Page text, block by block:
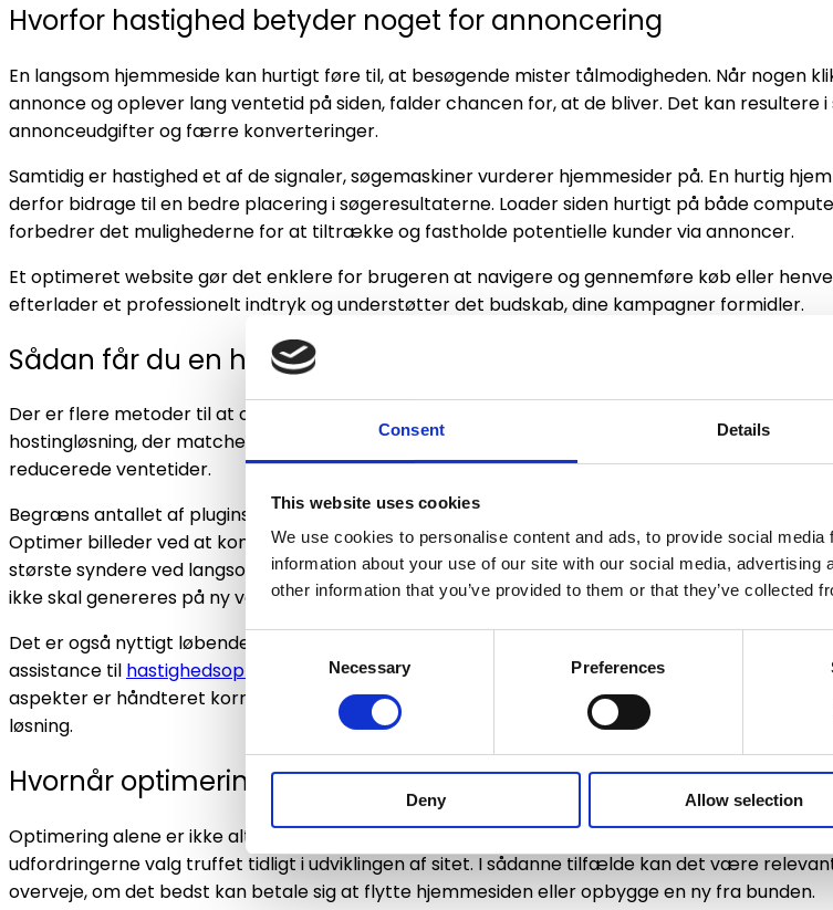
Consent Details
This website uses cookies
We use cookies to personalise content and ads, to provide social
information about your use of our site with our social media,
other information that you’ve provided to them or that they’ve collected
Consent
Necessary Preferences
Deny Allow selection
Hvorfor hastighed betyder noget for annoncering
En langsom hjemmeside kan hurtigt føre til, at besøgende mister tålmodigheden. Når nogen
annonce og oplever lang ventetid på siden, falder chancen for, at de bliver. Det kan resultere
annonceudgifter og færre konverteringer.
Samtidig er hastighed et af de signaler, søgemaskiner vurderer hjemmesider på. En hurtig
derfor bidrage til en bedre placering i søgeresultaterne. Loader siden hurtigt på både
forbedrer det mulighederne for at tiltrække og fastholde potentielle kunder via annoncer.
Et optimeret website gør det enklere for brugeren at navigere og gennemføre køb eller
efterlader et professionelt indtryk og understøtter det budskab, dine kampagner formidler.
Sådan får du en hurtigere WordPress-hjemmeside
Der er flere metoder til at optimere hastigheden på en WordPress-side. Start med at vælge en
hostingløsning, der matcher sidens behov. Et moderne tema uden unødig kode bidrager også til
reducerede ventetider.
Begræns antallet af plugins til det nødvendige, da hvert ekstra plugin kan gøre siden tungere
Optimer billeder ved at komprimere dem uden væsentligt tab af kvalitet. Store billedfiler er
største syndere ved langsomme sider. Caching kan desuden hjælpe ved at lagre sider
ikke skal genereres på ny ved hvert besøg.
Det er også nyttigt løbende at rydde op i databasen og fjerne overflødige elementer. Hvis du
assistance til hastighedsoptimering af WordPress hjemmeside
, kan det give tryghed for, at de
aspekter er håndteret korrekt, uanset om der er tale om optimering eller eventuelt migrering
løsning.
Hvornår optimering eller migrering er den bedste løsning
Optimering alene er ikke altid nok til at løse alle problemer med hastighed. Nogle gange
udfordringerne valg truffet tidligt i udviklingen af sitet. I sådanne tilfælde kan det være
overveje, om det bedst kan betale sig at flytte hjemmesiden eller opbygge en ny fra bunden.